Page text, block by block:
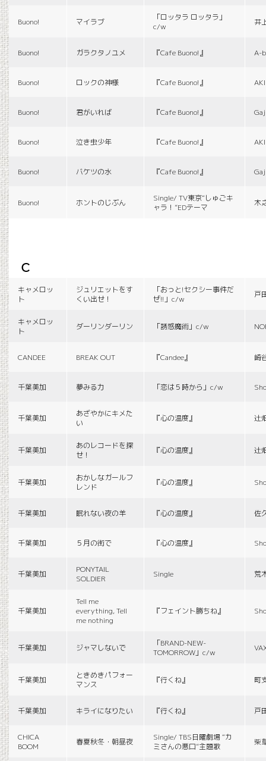
Buono! マイラブ
「ロッタラ ロッタラ」
c/w
井
Buono! ガラクタノユメ 『Cafe Buono!』 A-
Buono! ロックの神様 『Cafe Buono!』
Buono! 君がいれば 『Cafe Buono!』
Buono! 泣き虫少年 『Cafe Buono!』
Buono! バケツの水 『Cafe Buono!』
Buono! ホントのじぶん
Single/ TV東京“しゅごキ
ャラ！”EDテーマ
木
c
キャメロッ
ト
ジュリエットをす
くい出せ！
「おっと!セクシー事件だ
ぜ!!」c/w
戸
キャメロッ
ト
ダーリンダーリン 「誘惑魔術」c/w
CANDEE BREAK OUT 『Candee』 崎
千葉美加 夢みる力 「恋は５時から」c/w
千葉美加
あざやかにキメた
い
『心の温度』 辻
千葉美加
あのレコードを探
せ！
『心の温度』 辻
千葉美加
おかしなガールフ
レンド
『心の温度』
千葉美加 眠れない夜の羊 『心の温度』 佐
千葉美加 ５月の街で 『心の温度』
千葉美加
PONYTAIL
SOLDIER
Single 荒
千葉美加
Tell me
everything, Tell
me nothing
『フェイント勝ちね』
千葉美加 ジャマしないで
「BRAND-NEW-
TOMORROW」c/w
千葉美加
ときめきパフォー
マンス
『行くね』 町
千葉美加 キライになりたい 『行くね』 戸
CHICA
BOOM
春夏秋冬・朝昼夜
Single/ TBS日曜劇場 “カ
ミさんの悪口”主題歌
柴